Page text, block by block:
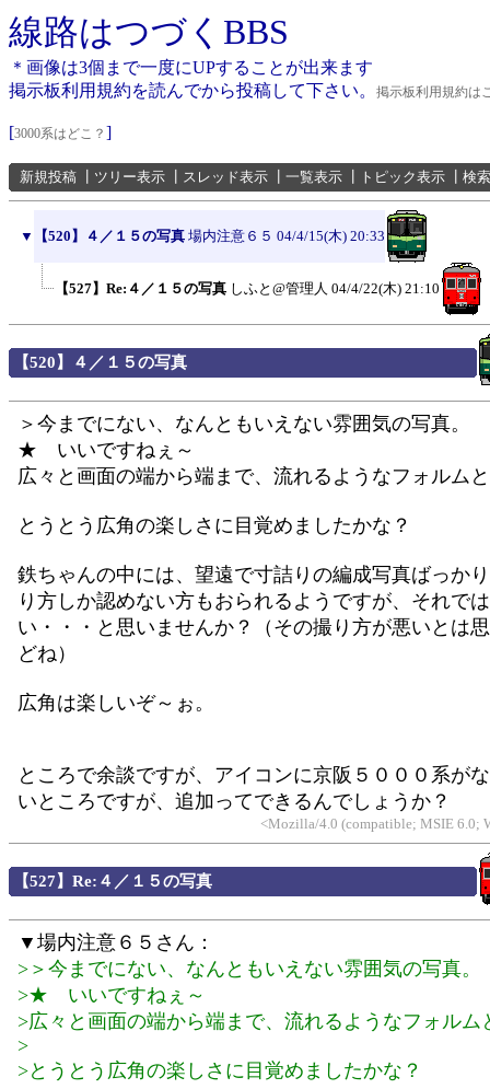
線路はつづくBBS
＊画像は3個まで一度にUPすることが出来ます
掲示板利用規約を読んでから投稿して下さい。
掲示板利用規約は
[3000系はどこ？ ]
新規投稿 ツリー表示 スレッド表示 一覧表示 トピック表示 検索
▼ 【520】４／１５の写真 場内注意６５ 04/4/15(木) 20:33
【527】Re:４／１５の写真 しふと@管理人 04/4/22(木) 21:10
【520】４／１５の写真
＞今までにない、なんともいえない雰囲気の写真。
★ いいですねぇ～
広々と画面の端から端まで、流れるようなフォルム
とうとう広角の楽しさに目覚めましたかな？
鉄ちゃんの中には、望遠で寸詰りの編成写真ばっか
り方しか認めない方もおられるようですが、それで
い・・・と思いませんか？（その撮り方が悪いとは
どね）
広角は楽しいぞ～ぉ。
ところで余談ですが、アイコンに京阪５０００系が
いところですが、追加ってできるんでしょうか？
<Mozilla/4.0 (compatible; MSIE 6.0;
【527】Re:４／１５の写真
▼場内注意６５さん：
>＞今までにない、なんともいえない雰囲気の写真。
>★ いいですねぇ～
>広々と画面の端から端まで、流れるようなフォルム
>
>とうとう広角の楽しさに目覚めましたかな？